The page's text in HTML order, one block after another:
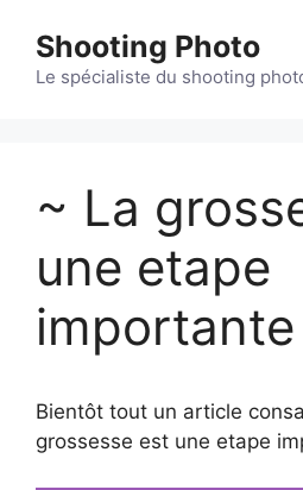
contenu
Shooting Photo
Le spécialiste du shooting
~ La
une etape
importante
Bientôt tout un article
grossesse est une etape